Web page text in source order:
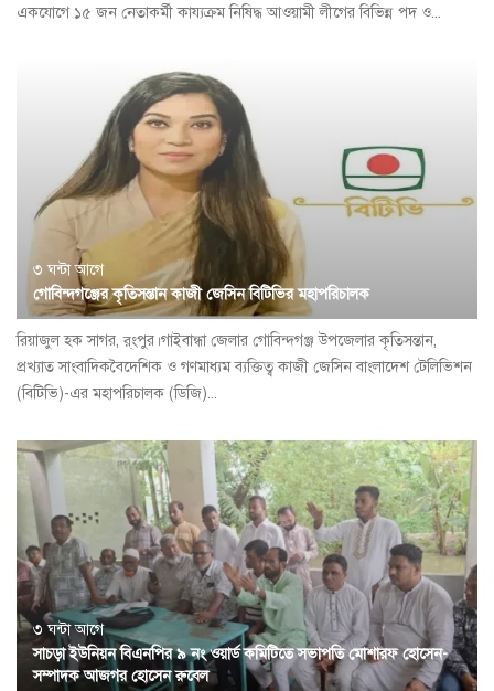
একযোগে ১৫ জন নেতাকর্মী কায্যক্রম নিষিদ্ধ আওয়ামী লীগের বিভিন্ন পদ ও...
৩ ঘন্টা আগে
গোবিন্দগঞ্জের কৃতিসন্তান কাজী জেসিন বিটিভির মহাপরিচালক
রিয়াজুল হক সাগর, র্ংপুর।গাইবান্ধা জেলার গোবিন্দগঞ্জ উপজেলার কৃতিসন্তান,
প্রখ্যাত সাংবাদিকবৈদেশিক ও গণমাধ্যম ব্যক্তিত্ব কাজী জেসিন বাংলাদেশ টেলিভিশন
(বিটিভি)-এর মহাপরিচালক (ডিজি)...
৩ ঘন্টা আগে
সাচড়া ইউনিয়ন বিএনপির ৯ নং ওয়ার্ড কমিটিতে সভাপতি মোশারফ হোসেন-
সম্পাদক আজগর হোসেন রুবেল